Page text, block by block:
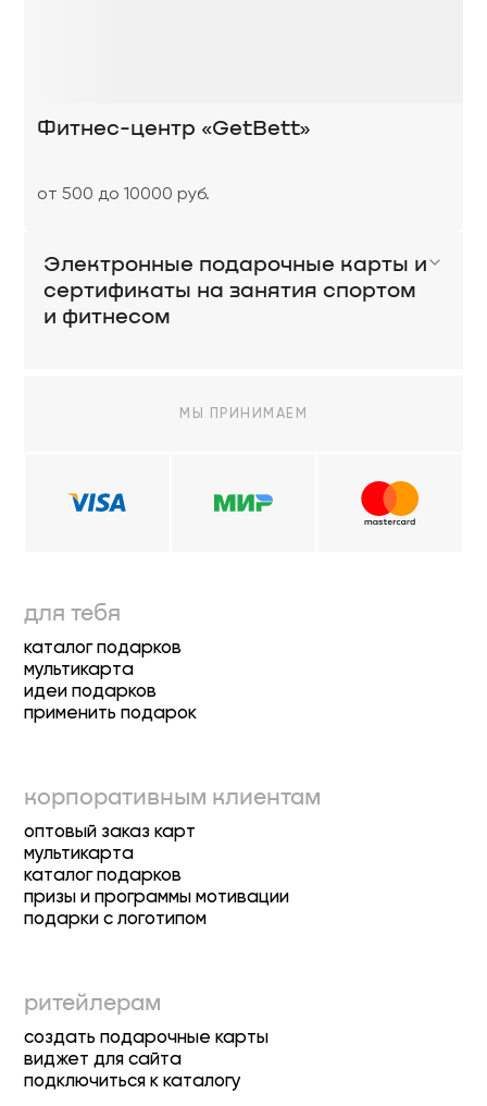
Фитнес-центр «GetBett»
от 500 до 10000 руб.
Электронные подарочные карты и
сертификаты на занятия спортом
и фитнесом
МЫ ПРИНИМАЕМ
для тебя
каталог подарков
мультикарта
идеи подарков
применить подарок
корпоративным клиентам
оптовый заказ карт
мультикарта
каталог подарков
призы и программы мотивации
подарки с логотипом
ритейлерам
создать подарочные карты
виджет для сайта
подключиться к каталогу